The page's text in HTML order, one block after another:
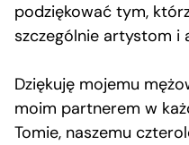
podziękować tym,
szczególnie artystom i
Dziękuję mojemu
moim partnerem w
Tomie, naszemu